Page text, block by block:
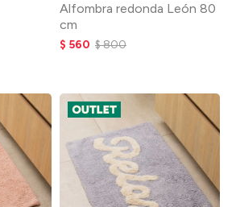
Alfombra redonda León 80
cm
$ 560 $800